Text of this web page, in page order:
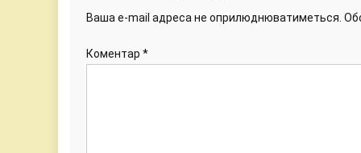
Ваша e-mail адреса не оприлюднюватиметься.
Коментар *